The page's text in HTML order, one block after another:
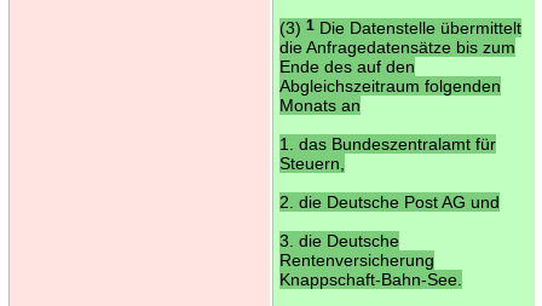
(3) 1Die Datenstelle übermittelt
die Anfragedatensätze bis zum
Ende des auf den
Abgleichszeitraum folgenden
Monats an
1. das Bundeszentralamt für
Steuern,
2. die Deutsche Post AG und
3. die Deutsche
Rentenversicherung
Knappschaft-Bahn-See.